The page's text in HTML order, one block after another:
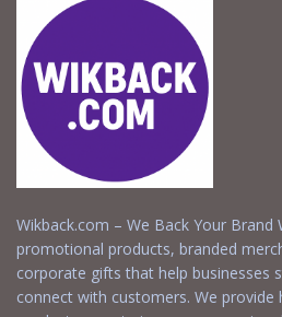
Wikback.com – We Back Your Brand
promotional products, branded
corporate gifts that help businesses
connect with customers. We